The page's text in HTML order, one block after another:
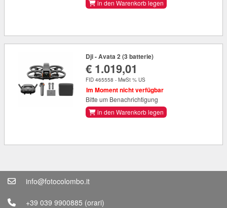
in den Warenkorb legen
Dji - Avata 2 (3 batterie)
€ 1.019,01
FID 465558 - MwSt % US
Im Moment nicht verfügbar
Bitte um Benachrichtigung
in den Warenkorb legen
info@fotocolombo.it
+39 039 9900885 (orari)